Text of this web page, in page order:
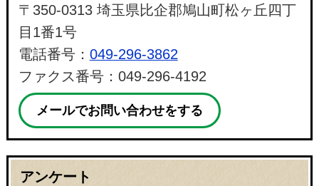
〒350-0313 埼玉県比企郡鳩山町松ヶ丘四丁
目1番1号
電話番号： 049-296-3862
ファクス番号：049-296-4192
メールでお問い合わせをする
アンケート